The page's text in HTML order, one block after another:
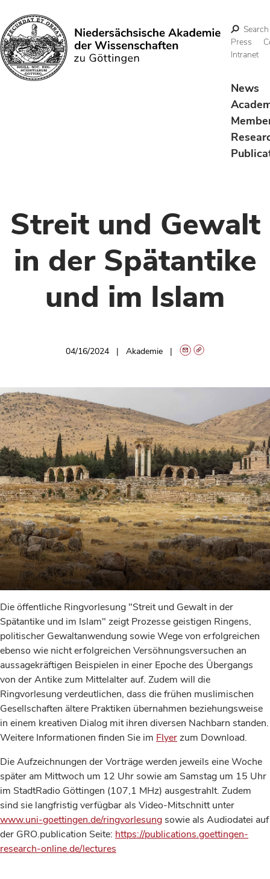
Search
Search
Press
Intranet
News
Streit und Gewalt
in der Spätantike
und im Islam
04/16/2024 Akademie
Die öffentliche Ringvorlesung "Streit und Gewalt in der
Spätantike und im Islam" zeigt Prozesse geistigen Ringens,
politischer Gewaltanwendung sowie Wege von erfolgreichen
ebenso wie nicht erfolgreichen Versöhnungsversuchen an
aussagekräftigen Beispielen in einer Epoche des Übergangs
von der Antike zum Mittelalter auf. Zudem will die
Ringvorlesung verdeutlichen, dass die frühen muslimischen
Gesellschaften ältere Praktiken übernahmen beziehungsweise
in einem kreativen Dialog mit ihren diversen Nachbarn standen.
Weitere Informationen finden Sie im Flyerzum Download.
Die Aufzeichnungen der Vorträge werden jeweils eine Woche
später am Mittwoch um 12 Uhr sowie am Samstag um 15 Uhr
im StadtRadio Göttingen (107,1 MHz) ausgestrahlt. Zudem
sind sie langfristig verfügbar als Video-Mitschnitt unter
www.uni-goettingen.de/ringvorlesung sowie als Audiodatei auf
der GRO.publication Seite: https://publications.goettingen-
research-online.de/lectures